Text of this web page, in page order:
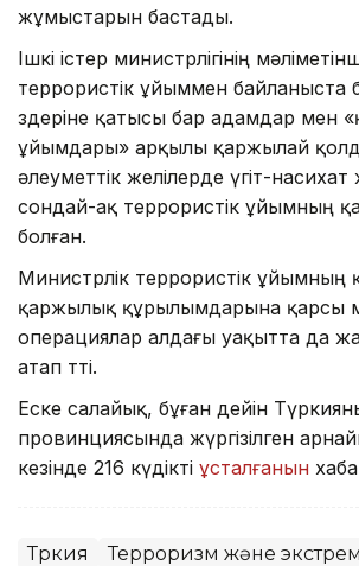
жұмыстарын бастады.
Ішкі істер министрлігінің
террористік ұйыммен байланыста
өздеріне қатысы бар адамдар мен
ұйымдары» арқылы қаржылай
әлеуметтік желілерде үгіт-насихат
сондай-ақ террористік ұйымның
болған.
Министрлік террористік ұйымның
қаржылық құрылымдарына қарсы
операциялар алдағы уақытта да
атап өтті.
Еске салайық, бұған дейін
провинциясында жүргізілген
кезінде 216 күдікті ұсталғанын
Түркия Терроризм және